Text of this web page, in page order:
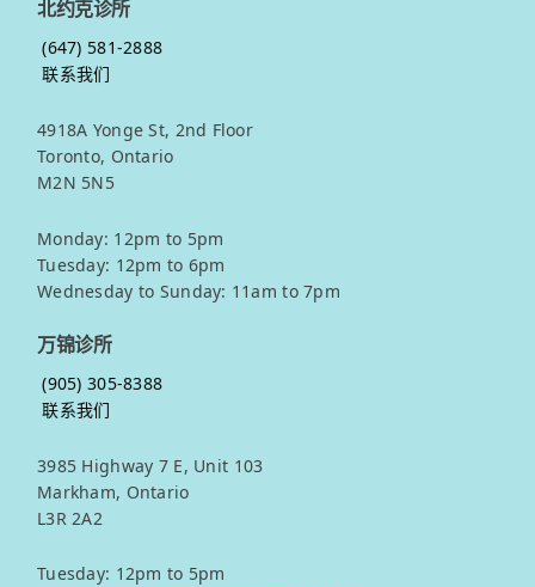
北约克诊所
(647) 581-2888
联系我们
4918A Yonge St, 2nd Floor
Toronto, Ontario
M2N 5N5
Monday: 12pm to 5pm
Tuesday: 12pm to 6pm
Wednesday to Sunday: 11am to 7pm
万锦诊所
(905) 305-8388
联系我们
3985 Highway 7 E, Unit 103
Markham, Ontario
L3R 2A2
Tuesday: 12pm to 5pm